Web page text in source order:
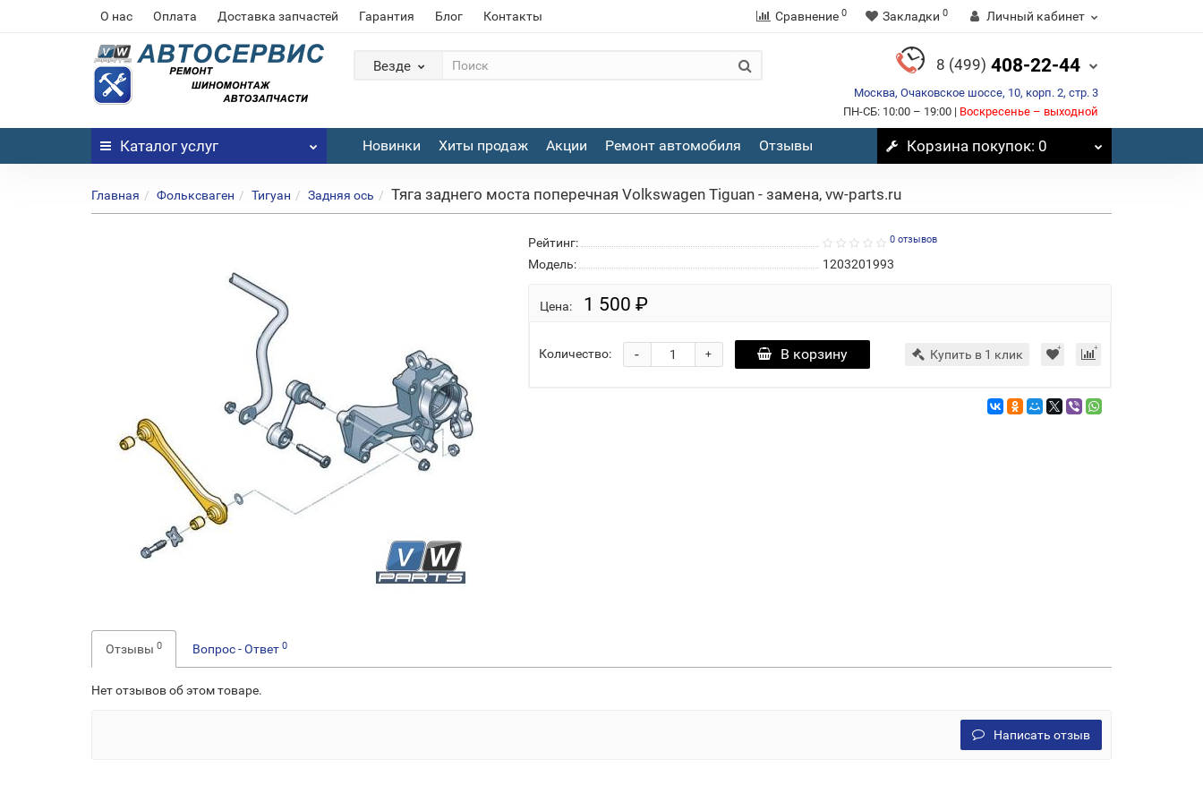
О нас Оплата Доставка запчастей Гарантия Блог Контакты Сравнение 0 Закладки 0 Личный кабинет
Везде 8 (499) 408-22-44
Москва, Очаковское шоссе, 10, корп. 2, стр. 3
ПН-СБ: 10:00 – 19:00 | Воскресенье – выходной
Каталог услуг Новинки Хиты продаж Акции Ремонт автомобиля Отзывы Корзинапокупок: 0
Главная Фольксваген Тигуан Задняя ось Тяга заднего моста поперечная Volkswagen Tiguan - замена, vw-parts.ru
Рейтинг: 0 отзывов
Модель: 1203201993
Цена: 1 500 ₽
Количество: +
- В корзину Купить в 1 клик
Отзывы 0 Вопрос - Ответ 0
Нет отзывов об этом товаре.
Написать отзыв